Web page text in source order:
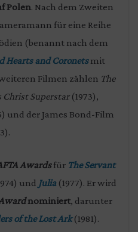
Polen. Nach dem Zweiten
für eine Reihe
(benannt nach dem
Hearts and Coronetsmit
Filmen zählen The
Christ Superstar(1973),
und der James Bond-Film
Awardsfür The Servant
und Julia (1977). Er wird
nominiert, darunter
of the Lost Ark(1981).